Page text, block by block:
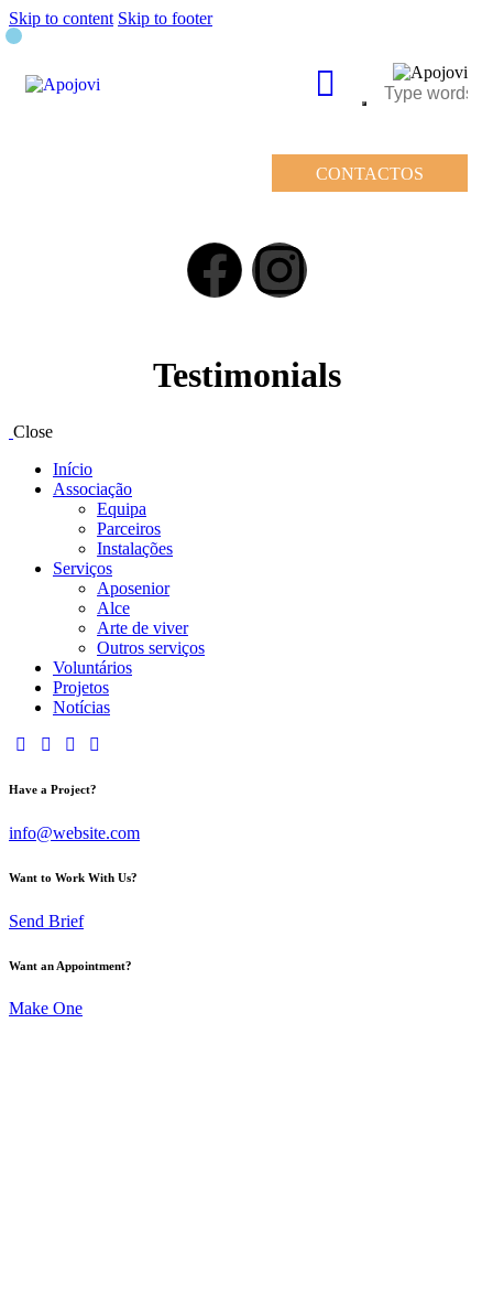
Skip to content Skip to footer
CONTACTOS
Testimonials
Close
Início
Associação
Equipa
Parceiros
Instalações
Serviços
Aposenior
Alce
Arte de viver
Outros serviços
Voluntários
Projetos
Notícias
Have a Project?
info@website.com
Want to Work With Us?
Send Brief
Want an Appointment?
Make One